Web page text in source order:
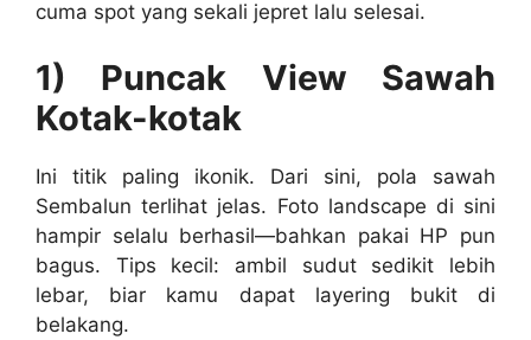
cuma spot yang sekali jepret lalu selesai.
1) Puncak View Sawah
Kotak-kotak
Ini titik paling ikonik. Dari sini, pola sawah
Sembalun terlihat jelas. Foto landscape di sini
hampir selalu berhasil—bahkan pakai HP pun
bagus. Tips kecil: ambil sudut sedikit lebih
lebar, biar kamu dapat layering bukit di
belakang.